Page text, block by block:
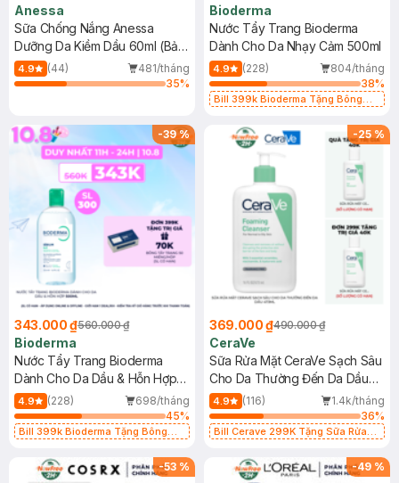
Anessa
Sữa Chống Nắng Anessa
Dưỡng Da Kiềm Dầu 60ml (Bản
Mới)
4.9 (44)
481/tháng
35%
Bioderma
Nước Tẩy Trang Bioderma
Dành Cho Da Nhạy Cảm 500ml
4.9 (228)
804/tháng
38%
Bill 399k Bioderma Tặng Bông
-39%
343.000 ₫560.000 ₫
Bioderma
Nước Tẩy Trang Bioderma
Dành Cho Da Dầu & Hỗn Hợp
500ml
4.9 (228)
698/tháng
45%
Bill 399k Bioderma Tặng Bông
-25 %
369.000 ₫490.000 ₫
CeraVe
Sữa Rửa Mặt CeraVe Sạch Sâu
Cho Da Thường Đến Da Dầu
473ml
4.9 (116)
1.4k/tháng
36%
Bill Cerave 299K Tặng Sữa Rửa
-53 % -49 %